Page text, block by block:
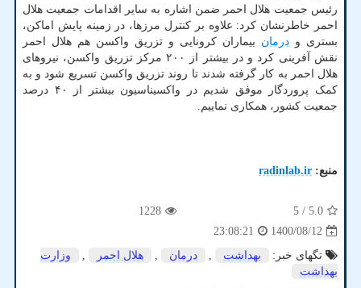
رئیس جمعیت هلال احمر ضمن اشاره به سایر اقدامات جمعیت هلال
احمر خاطرنشان کرد: علاوه بر کنترل مرزها، در زمینه پایش اماکن،
بستری و درمان بیماران کرونایی و تزریق واکسن هم هلال احمر
نقش آفرینی کرد و در بیشتر از ۲۰۰ مرکز تزریق واکسن، نیروهای
هلال احمر به کار گرفته شدند تا روند تزریق واکسن تسریع شود و به
کمک پروردگار موفق شدیم در واکسیناسیون بیشتر از ۴۰ درصد
جمعیت کشور، همکاری نماییم.
منبع: radinlab.ir
5.0
/ 5
1228
1400/08/12
23:08:21
تگهای خبر:
بهداشت , درمان , هلال احمر ,
وزارت
بهداشت